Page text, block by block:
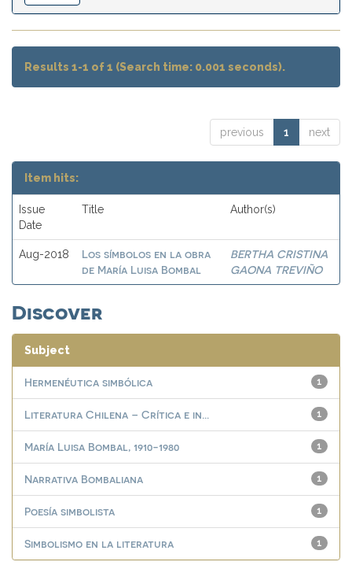
Results 1-1 of 1 (Search time: 0.001 seconds).
previous 1 next
Item hits:
Issue
Date
Title Author(s)
Aug-2018
Los símbolos en la obra
de María Luisa Bombal
BERTHA CRISTINA
GAONA TREVIÑO
Discover
Subject
1
Hermenéutica simbólica
1
Literatura Chilena – Crítica e in...
1
María Luisa Bombal, 1910-1980
1
Narrativa Bombaliana
1
Poesía simbolista
1
Simbolismo en la literatura